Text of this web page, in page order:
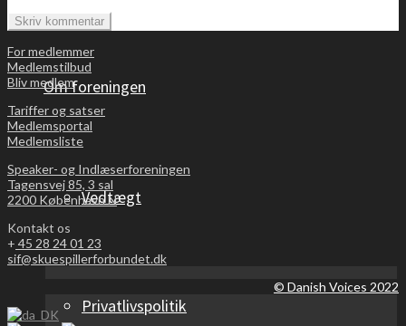
Om foreningen
Vedtægt
Privatlivspolitik
For medlemmer
Medlemstilbud
Bliv medlem
Tariffer og satser
Medlemsportal
Medlemsliste
Speaker- og Indlæserforeningen
Tagensvej 85, 3 sal
2200 København N
Kontakt os
+ 45 28 24 01 23
sif@skuespillerforbundet.dk
© Danish Voices 2022